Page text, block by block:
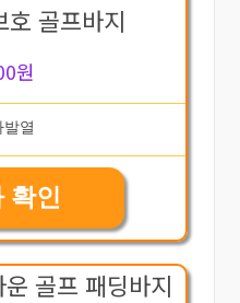
호 골프바지
원
확인
골프 패딩바지